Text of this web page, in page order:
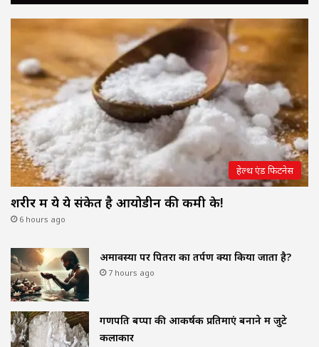
हेल्थ एंड फिटनेस
शरीर में ये ये संकेत है आयोडीन की कमी के!
6 hours ago
अमावस्या पर पितरों का तर्पण क्यों किया जाता है?
7 hours ago
गणपति बप्पा की आकर्षक प्रतिमाएं बनाने में जुटे
कलाकार